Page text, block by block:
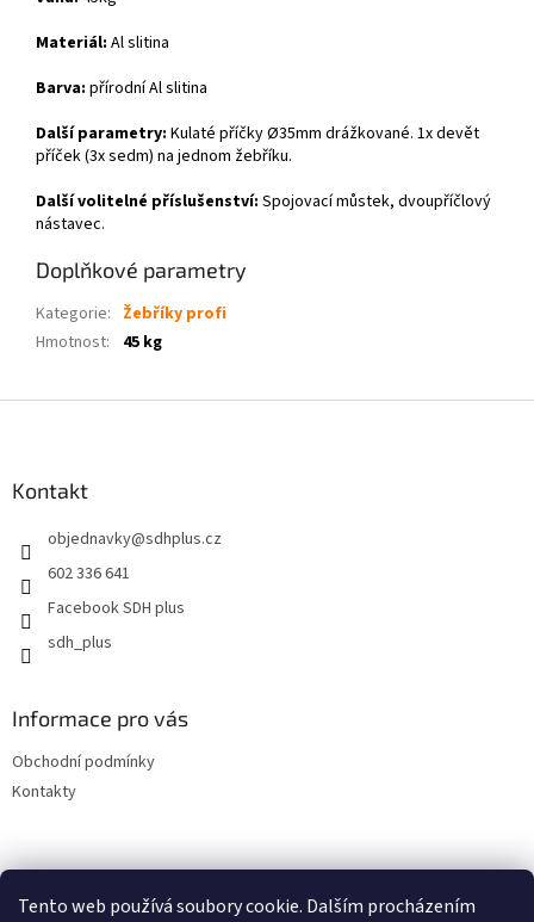
Tento web používá soubory cookie. Dalším procházením
Materiál: Al slitina
Barva: přírodní Al slitina
Další parametry: Kulaté příčky Ø35mm drážkované. 1x devět
příček (3x sedm) na jednom žebříku.
Další volitelné příslušenství: Spojovací můstek, dvoupříčlový
nástavec.
Doplňkové parametry
Kategorie: Žebříky profi
Hmotnost: 45 kg
Kontakt
objednavky@sdhplus.cz
602 336 641
Facebook SDH plus
sdh_plus
Informace pro vás
Obchodní podmínky
Kontakty